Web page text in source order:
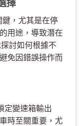
擇
，尤其是在停
用途，導致潛在
討如何根據不
免因錯誤操作而
定變速箱輸出
時至關重要，尤